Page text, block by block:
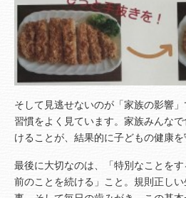
そして見逃せないのが「家族の影響
習慣をよく見ています。家族みんな
けることが、結果的に子どもの健康を
最後に大切なのは、「特別なことを
前のことを続ける」こと。規則正し